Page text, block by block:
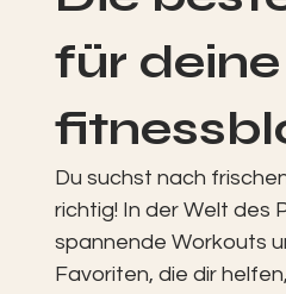
für
Du suchst nach
richtig! In der Welt des
spannende Workouts
Favoriten, die dir